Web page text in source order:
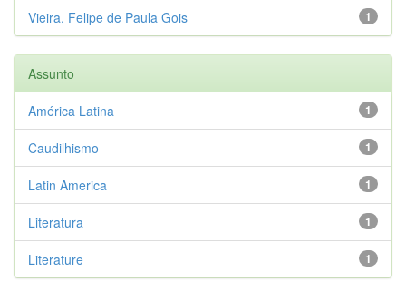
1
Vieira, Felipe de Paula Gois
Assunto
1
América Latina
1
Caudilhismo
1
Latin America
1
Literatura
1
Literature